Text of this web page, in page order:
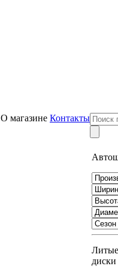
О магазине Контакты
Литые
диски